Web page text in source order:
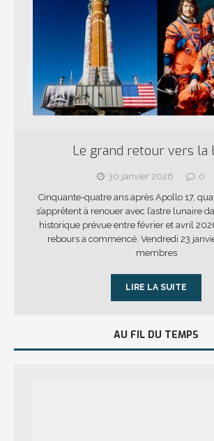
Le grand retour vers la
30 janvier 2026
0
Cinquante-quatre ans après Apollo 17,
s’apprêtent à renouer avec l’astre lunaire
historique prévue entre février et avril
rebours a commencé. Vendredi 23
membres
LIRE LA SUITE
AU FIL DU TEMPS